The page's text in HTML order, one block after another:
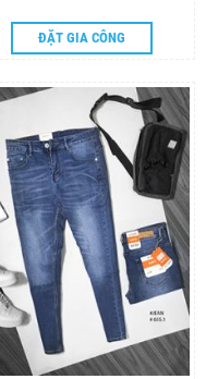
ĐẶT GIA CÔNG